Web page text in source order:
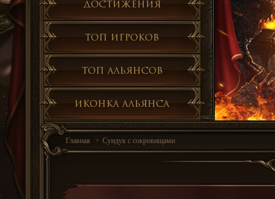
Достижения
Топ игроков
Топ альянсов
Иконка альянса
Главная Сундук с сокровищами